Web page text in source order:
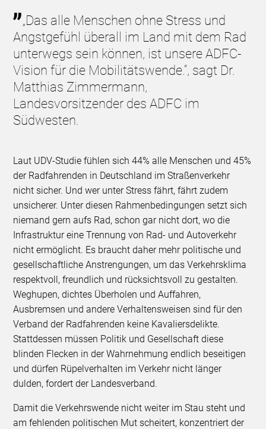
„Das alle Menschen ohne Stress und
Angstgefühl überall im Land mit dem Rad
unterwegs sein können, ist unsere ADFC-
Vision für die Mobilitätswende.“, sagt Dr.
Matthias Zimmermann,
Landesvorsitzender des ADFC im
Südwesten.
Laut UDV-Studie fühlen sich 44% alle Menschen und 45%
der Radfahrenden in Deutschland im Straßenverkehr
nicht sicher. Und wer unter Stress fährt, fährt zudem
unsicherer. Unter diesen Rahmenbedingungen setzt sich
niemand gern aufs Rad, schon gar nicht dort, wo die
Infrastruktur eine Trennung von Rad- und Autoverkehr
nicht ermöglicht. Es braucht daher mehr politische und
gesellschaftliche Anstrengungen, um das Verkehrsklima
respektvoll, freundlich und rücksichtsvoll zu gestalten.
Weghupen, dichtes Überholen und Auffahren,
Ausbremsen und andere Verhaltensweisen sind für den
Verband der Radfahrenden keine Kavaliersdelikte.
Stattdessen müssen Politik und Gesellschaft diese
blinden Flecken in der Wahrnehmung endlich beseitigen
und dürfen Rüpelverhalten im Verkehr nicht länger
dulden, fordert der Landesverband.
Damit die Verkehrswende nicht weiter im Stau steht und
am fehlenden politischen Mut scheitert, konzentriert der